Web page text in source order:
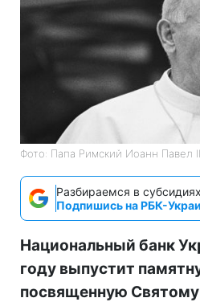
Фото: Папа Римский Иоанн Павел
Разбираемся в
Подпишись на РБК-
Национальный банк
году выпустит
посвященную